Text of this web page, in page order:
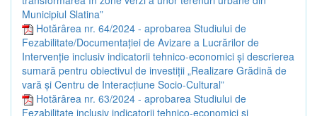
Municipiul Slatina”
Hotărârea nr. 64/2024 - aprobarea Studiului de
Fezabilitate/Documentației de Avizare a Lucrărilor de
Intervenție inclusiv indicatorii tehnico-economici și descrierea
sumară pentru obiectivul de investiții „Realizare Grădină de
vară și Centru de Interacțiune Socio-Cultural”
Hotărârea nr. 63/2024 - aprobarea Studiului de
Fezabilitate inclusiv indicatorii tehnico-economici și